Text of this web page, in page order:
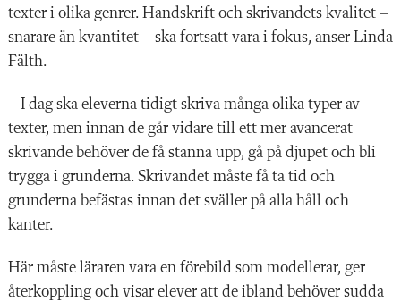
texter i olika genrer. Handskrift och skrivandets kvalitet –
snarare än kvantitet – ska fortsatt vara i fokus, anser Linda
Fälth.
– I dag ska eleverna tidigt skriva många olika typer av
texter, men innan de går vidare till ett mer avancerat
skrivande behöver de få stanna upp, gå på djupet och bli
trygga i grunderna. Skrivandet måste få ta tid och
grunderna befästas innan det sväller på alla håll och
kanter.
Här måste läraren vara en förebild som modellerar, ger
återkoppling och visar elever att de ibland behöver sudda